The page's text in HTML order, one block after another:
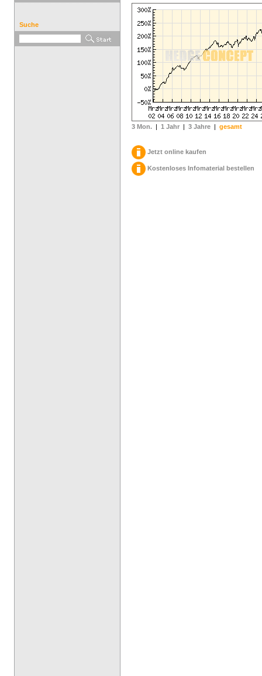
Suche
3 Mon. | 1 Jahr | 3 Jahre | gesamt
Jetzt online kaufen
Kostenloses Infomaterial bestellen